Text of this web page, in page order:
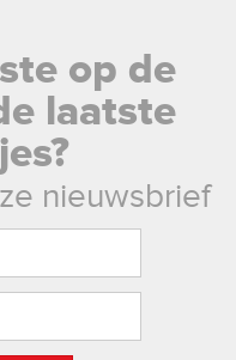
op de
laatste
nieuwsbrief